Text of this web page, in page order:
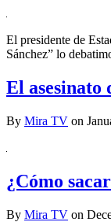
El presidente de
Sánchez” lo
El asesinato
By Mira TV on
¿Cómo
By Mira TV on